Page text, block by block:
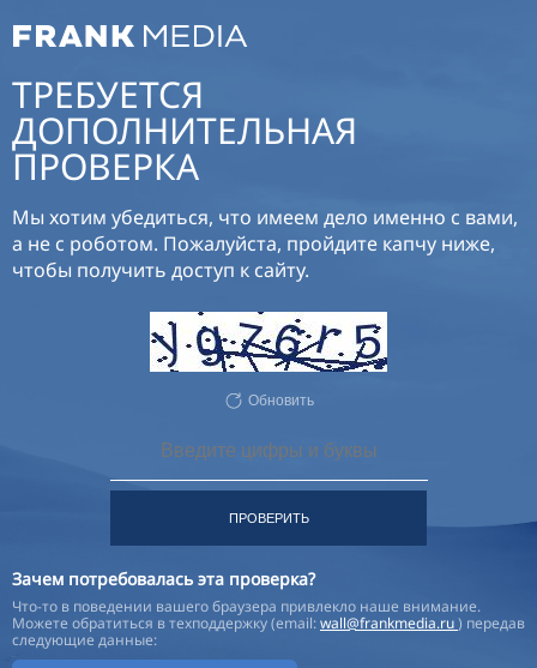
ТРЕБУЕТСЯ
ДОПОЛНИТЕЛЬНАЯ
ПРОВЕРКА
Мы хотим убедиться, что имеем дело именно с вами,
а не с роботом. Пожалуйста, пройдите капчу ниже,
чтобы получить доступ к сайту.
Обновить
ПРОВЕРИТЬ
Зачем потребовалась эта проверка?
Что-то в поведении вашего браузера привлекло наше внимание.
Можете обратиться в техподдержку (email:wall@frankmedia.ru) передав
следующие данные: